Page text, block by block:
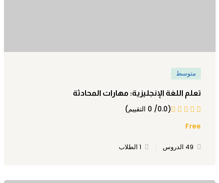
متوسط
تعلم اللغة الإنجليزية: مهارات المحادثة
(0.0/ 0 التقييم)
Free
49 الدروس 1 الطلاب